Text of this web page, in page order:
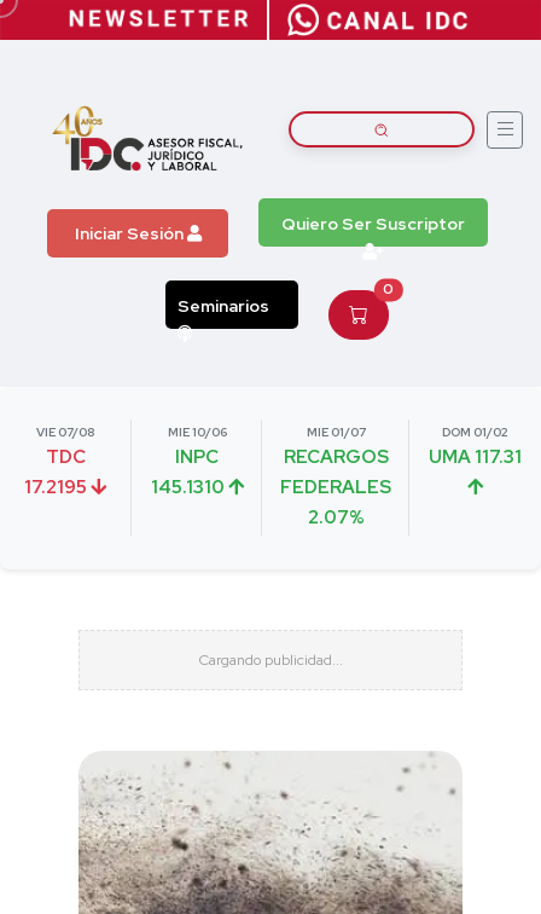
Iniciar Sesión Quiero Ser Suscriptor
Seminarios
0
VIE 07/08
TDC
17.2195
MIE 10/06
INPC
145.1310
MIE 01/07
RECARGOS
FEDERALES
2.07%
DOM 01/02
UMA 117.31